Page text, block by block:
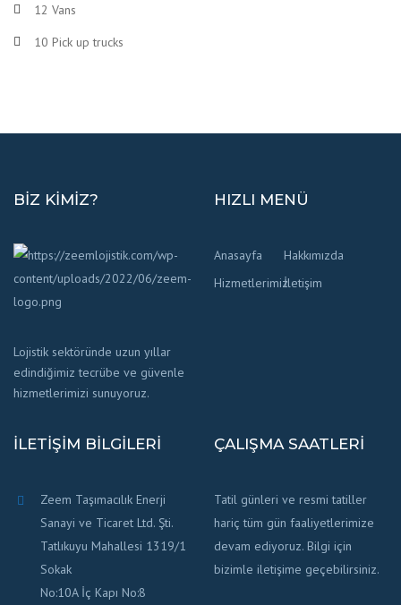
12 Vans
10 Pick up trucks
BIZ KIMIZ?
Lojistik sektöründe uzun yıllar
edindiğimiz tecrübe ve güvenle
hizmetlerimizi sunuyoruz.
HIZLI MENÜ
Anasayfa
Hakkımızda
Hizmetlerimizİletişim
İLETIŞIM BILGILERI
Zeem Taşımacılık Enerji
Sanayi ve Ticaret Ltd. Şti.
Tatlıkuyu Mahallesi 1319/1
Sokak
No:10A İç Kapı No:8
ÇALIŞMA SAATLERI
Tatil günleri ve resmi tatiller
hariç tüm gün faaliyetlerimize
devam ediyoruz. Bilgi için
bizimle iletişime geçebilirsiniz.